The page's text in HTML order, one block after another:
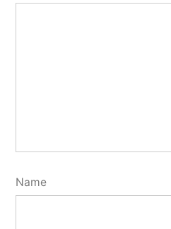
Name